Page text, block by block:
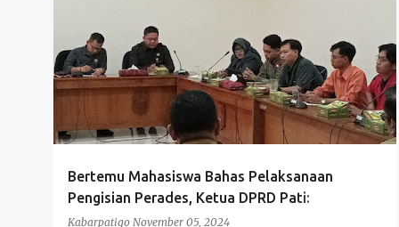
Bertemu Mahasiswa Bahas Pelaksanaan
Pengisian Perades, Ketua DPRD Pati:
Pelaksanaan Tidak Bisa Diganggu Gugat
Kabarpatigo November 05, 2024
HMI PATI PENGISIAN PERANGKAT DESA